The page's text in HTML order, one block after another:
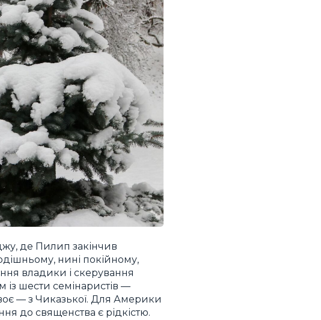
де Пилип закінчив
нині покійному,
владики і скерування
із шести семінаристів —
— з Чиказької. Для Америки
до священства є рідкістю.